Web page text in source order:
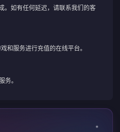
。如有任何延迟，请联系我们的客
和服务进行充值的在线平台。
务。